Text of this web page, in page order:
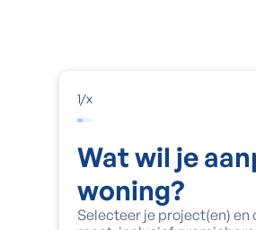
1/x
Wat wil je
woning?
Selecteer je project(en)